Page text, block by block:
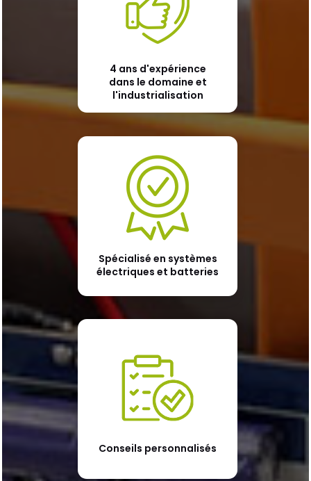
4 ans d'expérience
dans le domaine et
l'industrialisation
Spécialisé en systèmes
électriques et batteries
Conseils personnalisés